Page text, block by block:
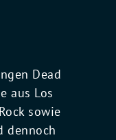
Dead
aus Los
sowie
dennoch